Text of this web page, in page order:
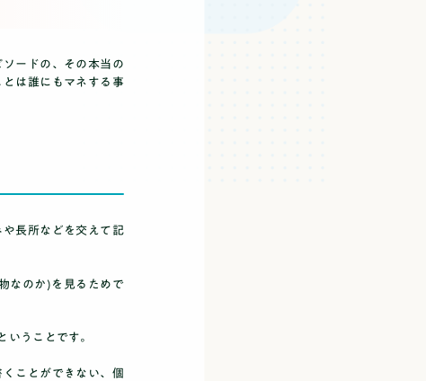
ードの、その本当の
は誰にもマネする事
長所などを交えて記
なのか) を見るためで
いうことです。
ことができない、個